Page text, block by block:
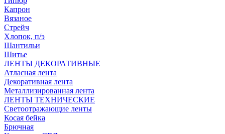
Капрон
Вязаное
Стрейч
Хлопок, п/э
Шантильи
Шитье
ЛЕНТЫ ДЕКОРАТИВНЫЕ
Атласная лента
Декоративная лента
Металлизированная лента
ЛЕНТЫ ТЕХНИЧЕСКИЕ
Светоотражающие ленты
Косая бейка
Брючная